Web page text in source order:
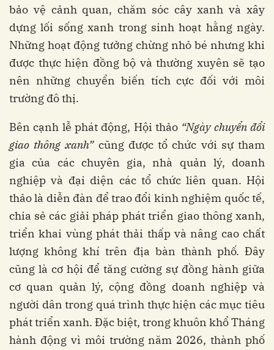
bảo vệ cảnh quan, chăm sóc cây xanh và xây
dựng lối sống xanh trong sinh hoạt hằng ngày.
Những hoạt động tưởng chừng nhỏ bé nhưng khi
được thực hiện đồng bộ và thường xuyên sẽ tạo
nên những chuyển biến tích cực đối với môi
trường đô thị.
Bên cạnh lễ phát động, Hội thảo “Ngày chuyển đổi
giao thông xanh”cũng được tổ chức với sự tham
gia của các chuyên gia, nhà quản lý, doanh
nghiệp và đại diện các tổ chức liên quan. Hội
thảo là diễn đàn để trao đổi kinh nghiệm quốc tế,
chia sẻ các giải pháp phát triển giao thông xanh,
triển khai vùng phát thải thấp và nâng cao chất
lượng không khí trên địa bàn thành phố. Đây
cũng là cơ hội để tăng cường sự đồng hành giữa
cơ quan quản lý, cộng đồng doanh nghiệp và
người dân trong quá trình thực hiện các mục tiêu
phát triển xanh. Đặc biệt, trong khuôn khổ Tháng
hành động vì môi trường năm 2026, thành phố